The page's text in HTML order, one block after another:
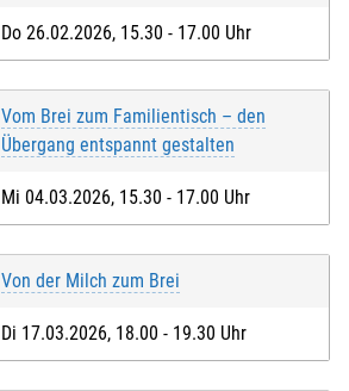
Do 26.02.2026, 15.30 - 17.00 Uhr
Vom Brei zum Familientisch – den
Übergang entspannt gestalten
Mi 04.03.2026, 15.30 - 17.00 Uhr
Von der Milch zum Brei
Di 17.03.2026, 18.00 - 19.30 Uhr